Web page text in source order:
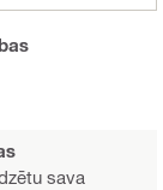
sava